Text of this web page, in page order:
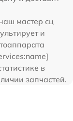
мастер сц
и
в
запчастей.